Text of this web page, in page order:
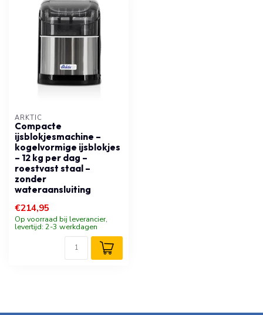
ARKTIC
Compacte
ijsblokjesmachine –
kogelvormige ijsblokjes
– 12 kg per dag –
roestvast staal –
zonder
wateraansluiting
€214,95
Op voorraad bij leverancier,
levertijd: 2-3 werkdagen